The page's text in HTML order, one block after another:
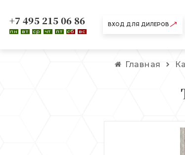
ВХОД ДЛЯ ДИЛЕРОВ
+7 495 215 06 86
пн вт ср чт пт сб вс
Главная